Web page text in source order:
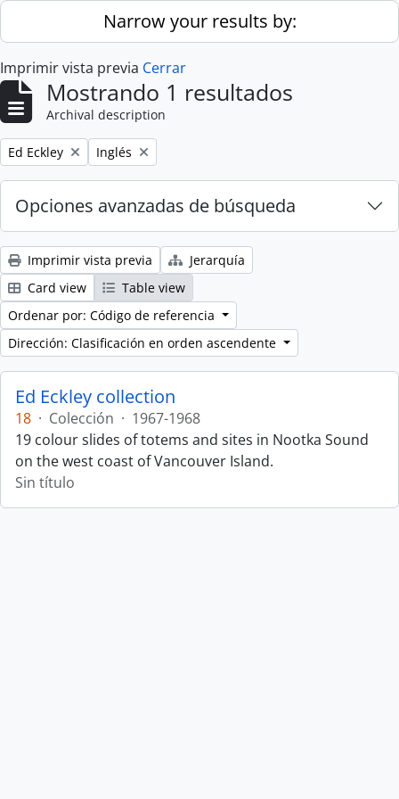
Skip to main contentNarrow your results by:
Imprimir vista previa Cerrar
Mostrando 1 resultados
Archival description
Remove filter:
Ed Eckley Remove filter:
Inglés
Opciones avanzadas de búsqueda
Imprimir vista previa
Jerarquía
Card view
Table view
Ordenar por: Código de referencia
Dirección: Clasificación en orden ascendente
Ed Eckley collection
18 · Colección · 1967-1968
19 colour slides of totems and sites in Nootka Sound
on the west coast of Vancouver Island.
Sin título